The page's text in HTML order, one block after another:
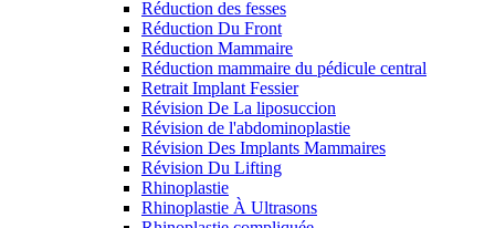
Réduction des fesses
Réduction Du Front
Réduction Mammaire
Réduction mammaire du pédicule central
Retrait Implant Fessier
Révision De La liposuccion
Révision de l'abdominoplastie
Révision Des Implants Mammaires
Révision Du Lifting
Rhinoplastie
Rhinoplastie À Ultrasons